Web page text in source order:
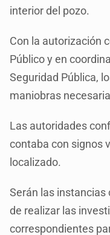
interior del pozo.
Con la autorización
Público y en
Seguridad Pública,
maniobras
Las autoridades
contaba con signos
localizado.
Serán las
de realizar las
correspondientes